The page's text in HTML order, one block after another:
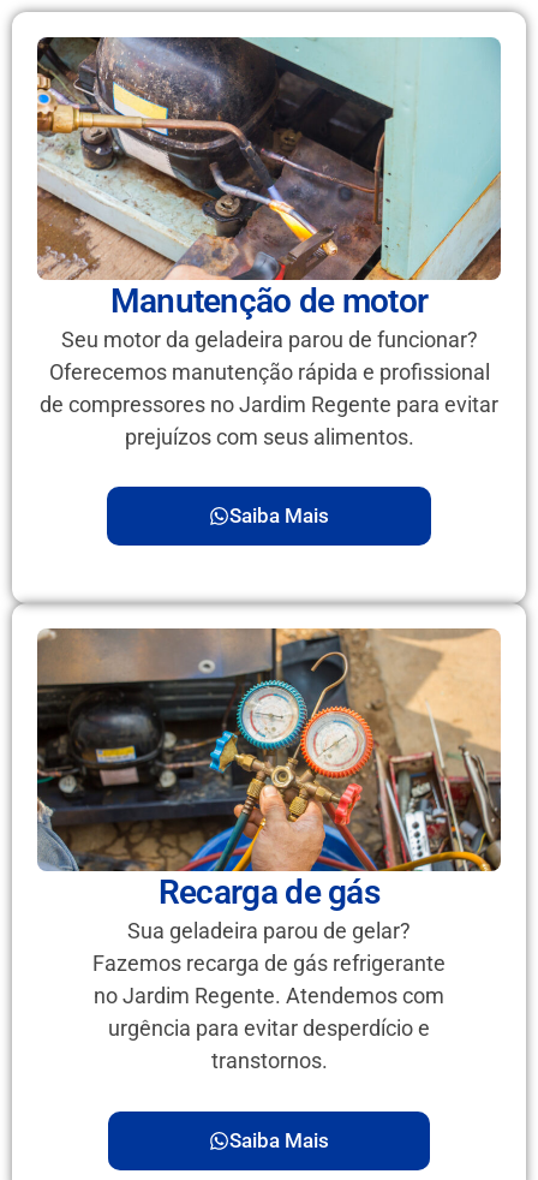
Manutenção de motor
Seu motor da geladeira parou de funcionar?
Oferecemos manutenção rápida e profissional
de compressores no Jardim Regente para evitar
prejuízos com seus alimentos.
Saiba Mais
Recarga de gás
Sua geladeira parou de gelar?
Fazemos recarga de gás refrigerante
no Jardim Regente. Atendemos com
urgência para evitar desperdício e
transtornos.
Saiba Mais